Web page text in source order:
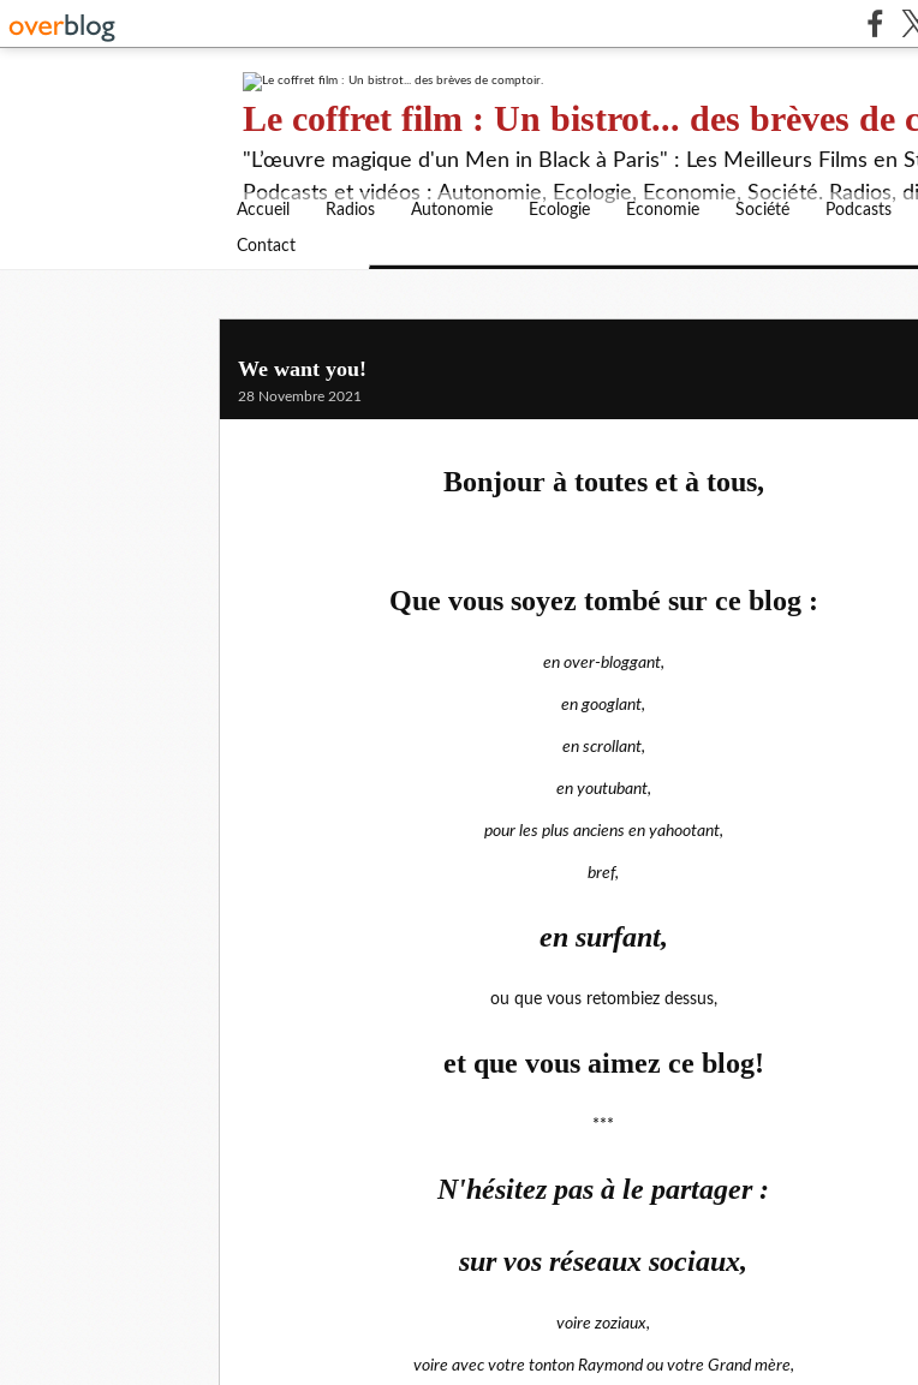
Le coffret film : Un bistrot... des brèves de
"L’œuvre magique d'un Men in Black à Paris" : Les Meilleurs Films en
Podcasts et vidéos : Autonomie, Ecologie, Economie, Société. Radios,
Accueil Radios Autonomie Ecologie Economie Société Podcasts
Contact
We want you!
28 Novembre 2021
Bonjour à toutes et à tous,
Que vous soyez tombé sur ce blog :
en over-bloggant,
en googlant,
en scrollant,
en youtubant,
pour les plus anciens en yahootant,
bref,
en surfant,
ou que vous retombiez dessus,
et que vous aimez ce blog!
***
N'hésitez pas à le partager :
sur vos réseaux sociaux,
voire zoziaux,
voire avec votre tonton Raymond ou votre Grand mère,